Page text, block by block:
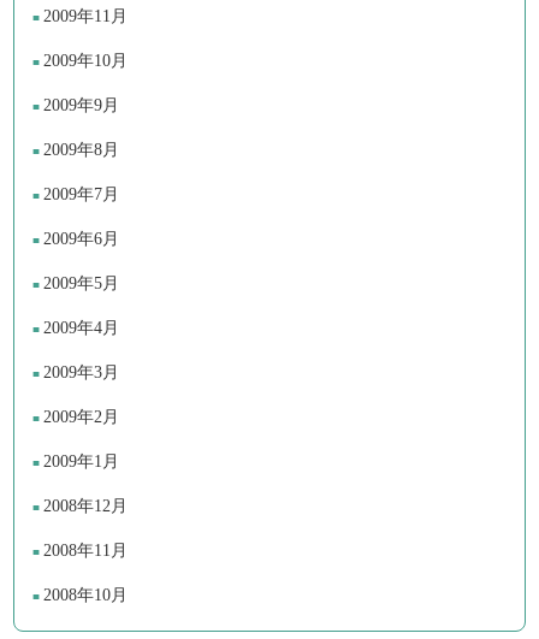
2009年11月
2009年10月
2009年9月
2009年8月
2009年7月
2009年6月
2009年5月
2009年4月
2009年3月
2009年2月
2009年1月
2008年12月
2008年11月
2008年10月